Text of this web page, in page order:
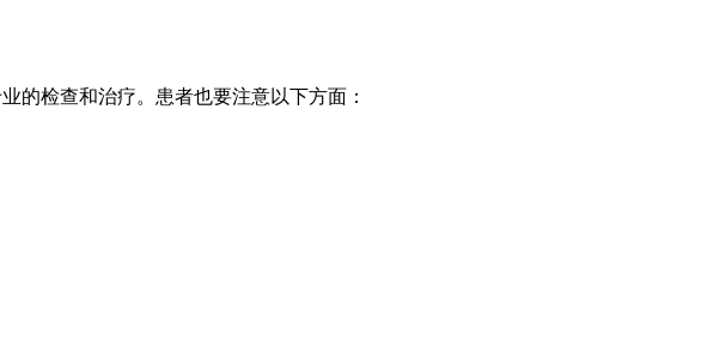
的检查和治疗。患者也要注意以下方面：